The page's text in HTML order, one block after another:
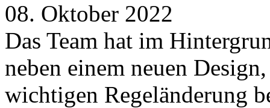
08. Oktober 2022
Das Team hat im
neben einem neuen
wichtigen Regeländerung